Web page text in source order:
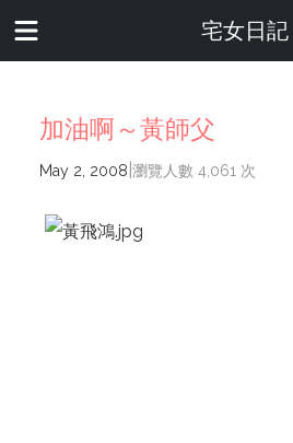
宅女日記
加油啊～黃師父
May 2, 2008 瀏覽人數 4,061 次